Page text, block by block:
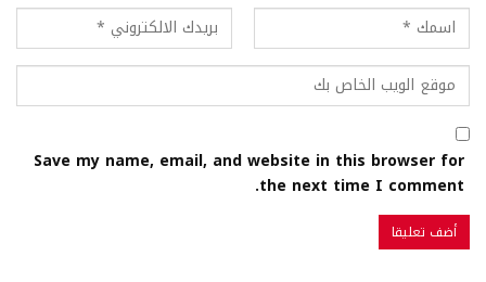
Save my name, email, and website in this browser for
the next time I comment.